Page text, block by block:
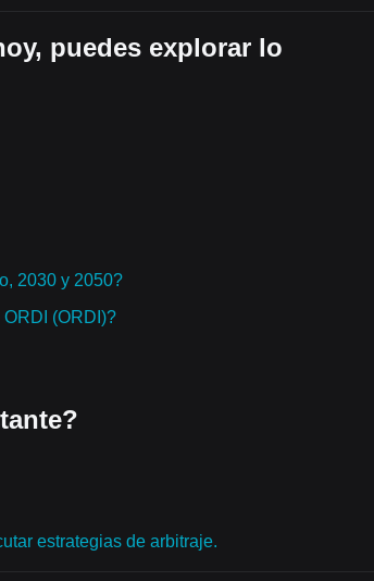
puedes explorar lo
2030 y 2050?
(ORDI)?
estrategias de arbitraje.